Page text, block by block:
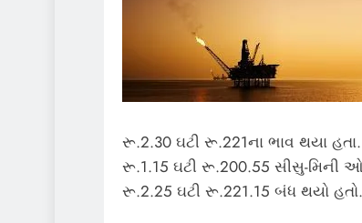
રૂ.2.30 ઘટી રૂ.221ના ભાવ થયા
રૂ.1.15 ઘટી રૂ.200.55 સીસુ-મિની
રૂ.2.25 ઘટી રૂ.221.15 બંધ થયો હતો.